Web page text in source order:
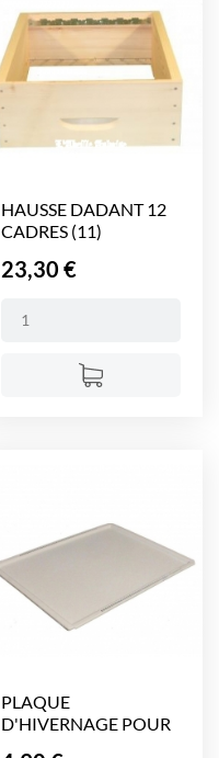
HAUSSE DADANT 12
CADRES (11)
Prix
23,30 €
PLAQUE
D'HIVERNAGE POUR